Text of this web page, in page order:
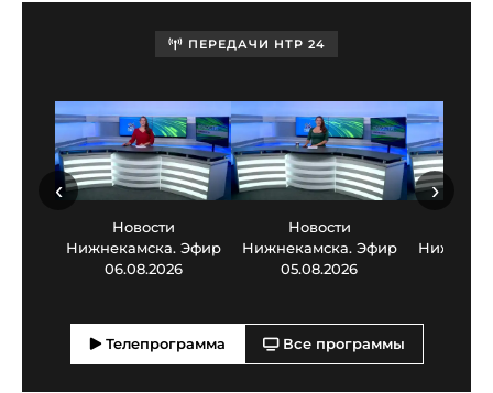
ПЕРЕДАЧИ НТР 24
Новости
Нижнекамска. Эфир
06.08.2026
Новости
Нижнекамска. Эфир
05.08.2026
‹ ›
Телепрограмма Все программы